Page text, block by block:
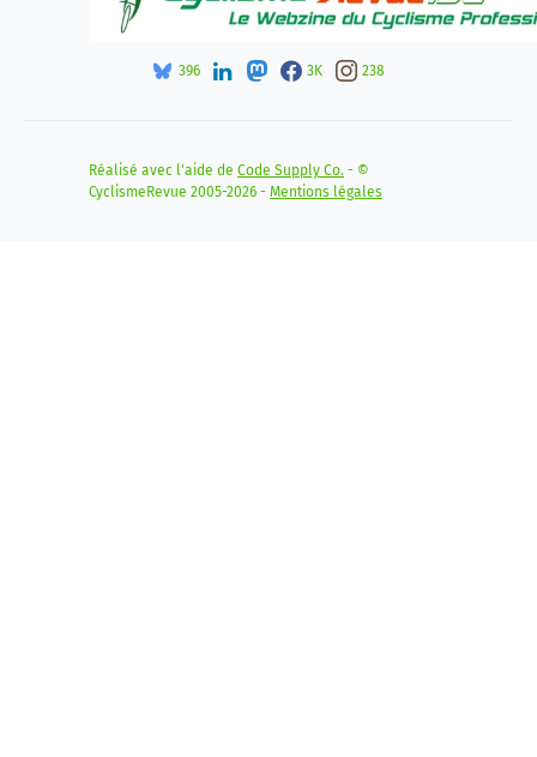
396 3K 238
Réalisé avec l'aide de Code Supply Co. - ©
CyclismeRevue 2005-2026 - Mentions légales